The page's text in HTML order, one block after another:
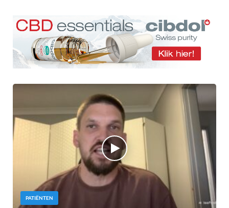
PATIËNTEN